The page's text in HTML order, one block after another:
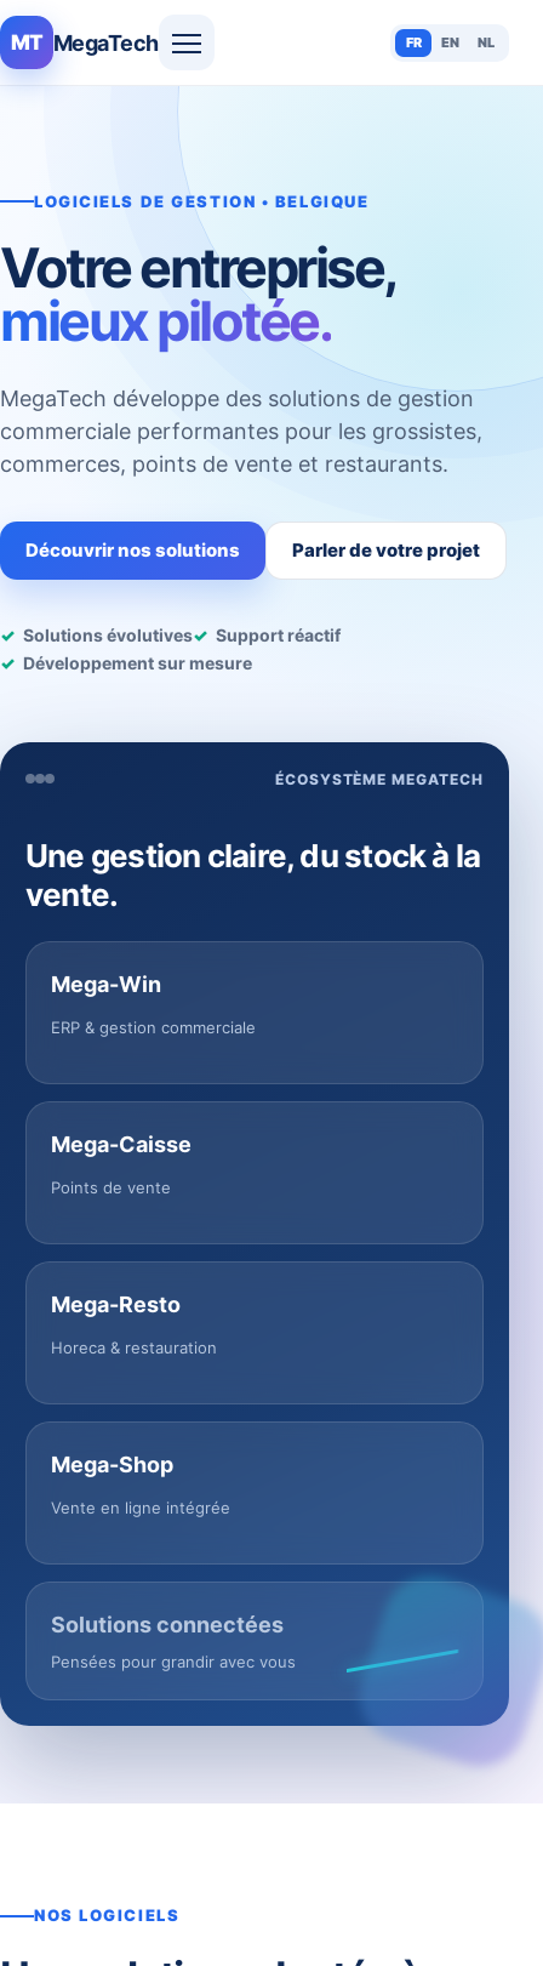
MT MegaTech FR EN NL
LOGICIELS DE GESTION • BELGIQUE
Votre entreprise,
mieux pilotée.
MegaTech développe des solutions de gestion
commerciale performantes pour les grossistes,
commerces, points de vente et restaurants.
Découvrir nos solutions Parler de votre projet
Solutions évolutives
Support réactif
Développement sur mesure
ÉCOSYSTÈME MEGATECH
Une gestion claire, du stock à la
vente.
Mega-Win
ERP & gestion commerciale
Mega-Caisse
Points de vente
Mega-Resto
Horeca & restauration
Mega-Shop
Vente en ligne intégrée
Solutions connectées
Pensées pour grandir avec vous
NOS LOGICIELS